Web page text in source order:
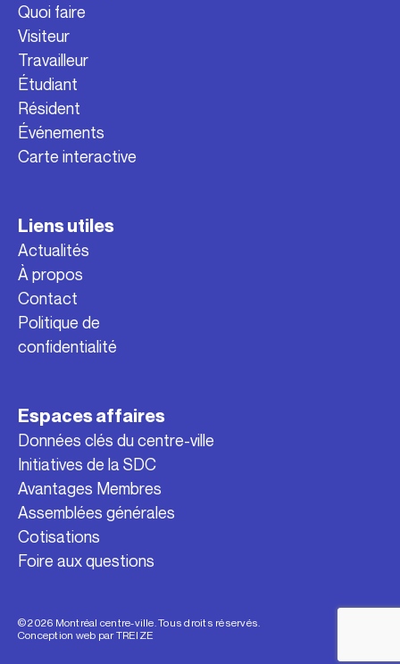
Quoi faire
Visiteur
Travailleur
Étudiant
Résident
Événements
Carte interactive
Liens utiles
Actualités
À propos
Contact
Politique de
confidentialité
Espaces affaires
Données clés du centre-ville
Initiatives de la SDC
Avantages Membres
Assemblées générales
Cotisations
Foire aux questions
© 2026 Montréal centre-ville. Tous droits réservés.
Conception web parTREIZE